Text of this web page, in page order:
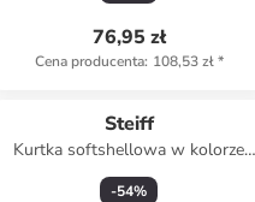
76,95 zł
Cena producenta: 108,53 zł*
Steiff
Kurtka softshellowa w kolorze
jasnoróżowym
-54%